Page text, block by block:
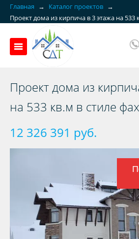
Главная → Каталог проектов →
Проект дома из кирпича в 3 этажа на 533
Проект дома из
на 533 кв.м в стиле
12 326 391 руб.